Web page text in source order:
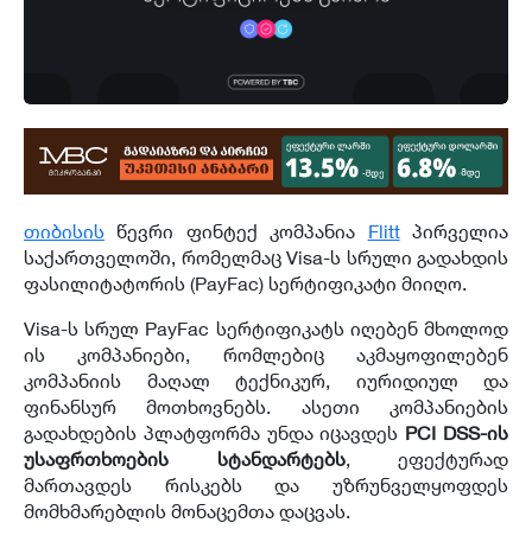
თიბისის წევრი ფინტექ კომპანია Flittპირველია
საქართველოში, რომელმაც Visa-ს სრული გადახდის
ფასილიტატორის (PayFac) სერტიფიკატი მიიღო.
Visa-ს სრულ PayFac სერტიფიკატს იღებენ მხოლოდ
ის კომპანიები, რომლებიც აკმაყოფილებენ
კომპანიის მაღალ ტექნიკურ, იურიდიულ და
ფინანსურ მოთხოვნებს. ასეთი კომპანიების
გადახდების პლატფორმა უნდა იცავდეს PCI DSS-ის
უსაფრთხოების სტანდარტებს, ეფექტურად
მართავდეს რისკებს და უზრუნველყოფდეს
მომხმარებლის მონაცემთა დაცვას.